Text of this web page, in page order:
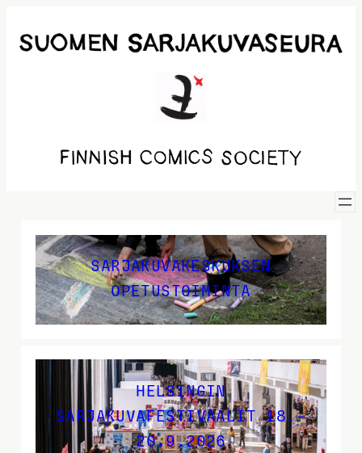
SARJAKUVAKESKUKSEN
OPETUSTOIMINTA
HELSINGIN
SARJAKUVAFESTIVAALIT 18.–
20.9.2026